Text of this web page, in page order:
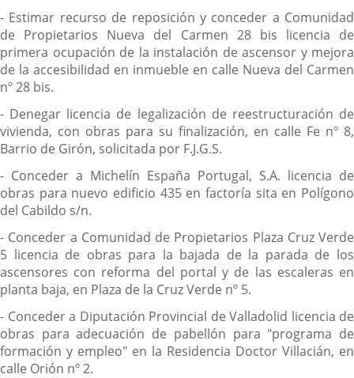
- Estimar recurso de reposición y conceder a Comunidad
de Propietarios Nueva del Carmen 28 bis licencia de
primera ocupación de la instalación de ascensor y mejora
de la accesibilidad en inmueble en calle Nueva del Carmen
nº 28 bis.
- Denegar licencia de legalización de reestructuración de
vivienda, con obras para su finalización, en calle Fe nº 8,
Barrio de Girón, solicitada por F.J.G.S.
- Conceder a Michelín España Portugal, S.A. licencia de
obras para nuevo edificio 435 en factoría sita en Polígono
del Cabildo s/n.
- Conceder a Comunidad de Propietarios Plaza Cruz Verde
5 licencia de obras para la bajada de la parada de los
ascensores con reforma del portal y de las escaleras en
planta baja, en Plaza de la Cruz Verde nº 5.
- Conceder a Diputación Provincial de Valladolid licencia de
obras para adecuación de pabellón para "programa de
formación y empleo" en la Residencia Doctor Villacián, en
calle Orión nº 2.